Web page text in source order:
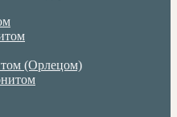
(Орлецом)